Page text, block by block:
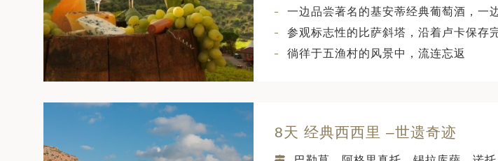
一边品尝著名的基安蒂经典葡萄酒，一
参观标志性的比萨斜塔，沿着卢卡保存
徜徉于五渔村的风景中，流连忘返
8天 经典西西里 –世遗奇迹